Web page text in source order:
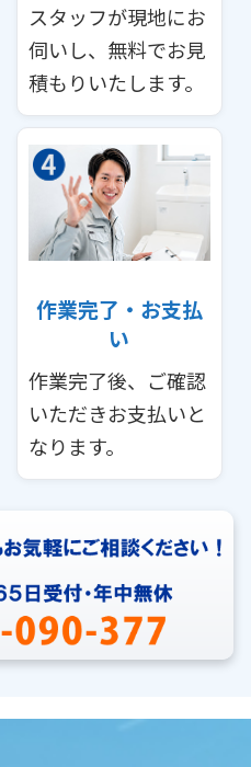
スタッフが現地にお
伺いし、無料でお見
積もりいたします。
作業完了・お支払
い
作業完了後、ご確認
いただきお支払いと
なります。